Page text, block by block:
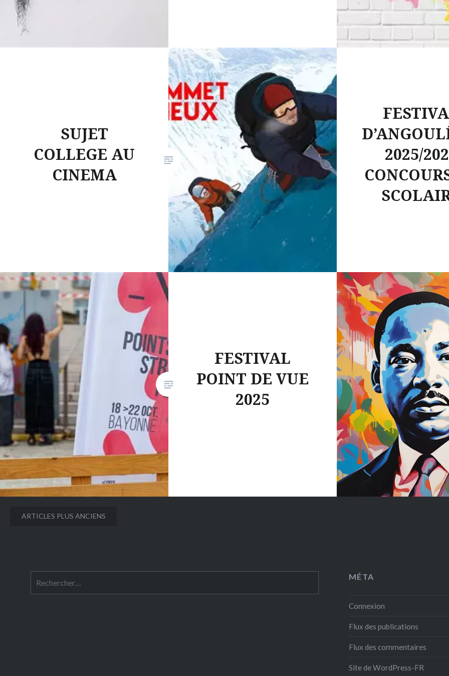
SUJET
COLLEGE AU
CINEMA
2025/
FESTIVAL
POINT DE VUE
2025
Navigation
ARTICLES PLUS ANCIENS
MÉTA
Connexion
Flux des publications
Flux des commentaires
Site de WordPress-FR